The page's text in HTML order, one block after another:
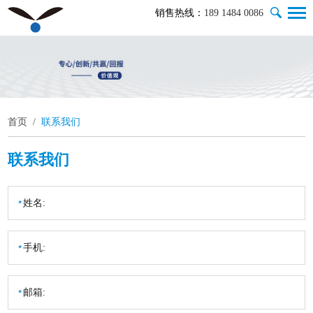
销售热线： 189 1484 0086
首页 /联系我们
联系我们